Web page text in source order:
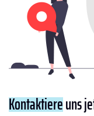
Kontaktiereuns